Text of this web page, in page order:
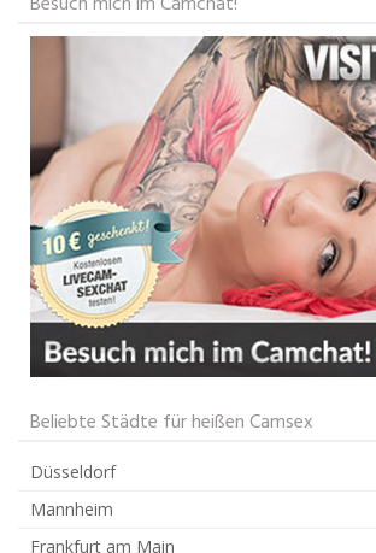
Beliebte Städte für heißen Camsex
Düsseldorf
Mannheim
Frankfurt am Main